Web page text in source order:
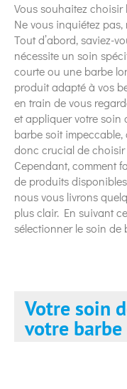
Vous souhaitez choisir
Ne vous inquiétez
Tout d’abord, saviez-
nécessite un soin
courte ou une barbe
produit adapté à vos
en train de vous
et appliquer votre soin
barbe soit
donc crucial de
Cependant, comment
de produits
nous vous livrons
plus clair. En suivant
sélectionner le soin de
Votre soin
votre barbe